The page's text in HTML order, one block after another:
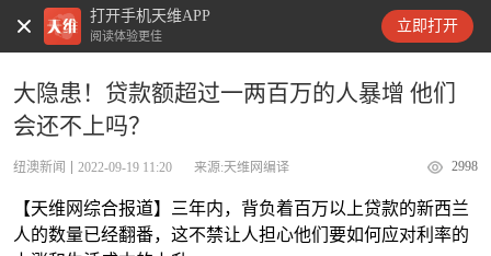
打开手机天维APP
阅读体验更佳
立即打开
天维新闻
大隐患！贷款额超过一两百万的人暴增 他们
会还不上吗？
纽澳新闻 2022-09-19 11:20 来源:天维网编译 2998
【天维网综合报道】三年内，背负着百万以上贷款的新西兰
人的数量已经翻番，这不禁让人担心他们要如何应对利率的